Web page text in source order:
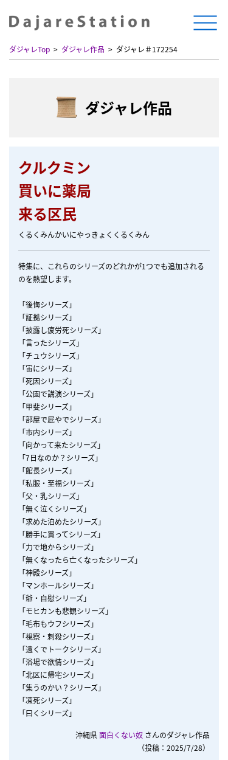
ダジャレTop ダジャレ作品 ダジャレ＃172254
ダジャレ作品
クルクミン
買いに薬局
来る区民
くるくみんかいにやっきょくくるくみん
特集に、これらのシリーズのどれかが1つでも追加される
のを熱望します。
「後悔シリーズ」
「証拠シリーズ」
「披露し疲労死シリーズ」
「言ったシリーズ」
「チュウシリーズ」
「宙にシリーズ」
「死因シリーズ」
「公園で講演シリーズ」
「甲斐シリーズ」
「部屋で屁やでシリーズ」
「市内シリーズ」
「向かって来たシリーズ」
「7日なのか？シリーズ」
「館長シリーズ」
「私服・至福シリーズ」
「父・乳シリーズ」
「無く泣くシリーズ」
「求めた泊めたシリーズ」
「勝手に買ってシリーズ」
「力で地からシリーズ」
「無くなったら亡くなったシリーズ」
「神殿シリーズ」
「マンホールシリーズ」
「爺・自慰シリーズ」
「モヒカンも悲観シリーズ」
「毛布もウフシリーズ」
「視察・刺殺シリーズ」
「遠くでトークシリーズ」
「浴場で欲情シリーズ」
「北区に帰宅シリーズ」
「集うのかい？シリーズ」
「凍死シリーズ」
「曰くシリーズ」
沖縄県面白くない奴 さんのダジャレ作品
（投稿：2025/7/28）